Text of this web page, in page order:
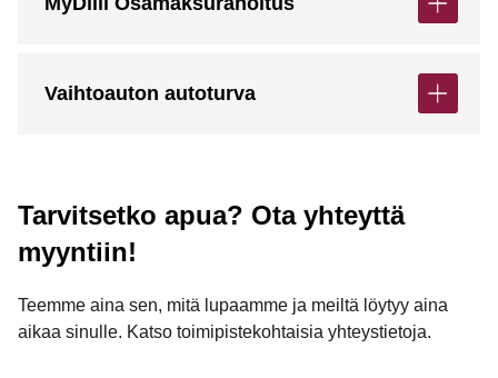
Vaihtoauton autoturva
Tarvitsetko apua? Ota yhteyttä
myyntiin!
Teemme aina sen, mitä lupaamme ja meiltä löytyy aina
aikaa sinulle. Katso toimipistekohtaisia yhteystietoja.